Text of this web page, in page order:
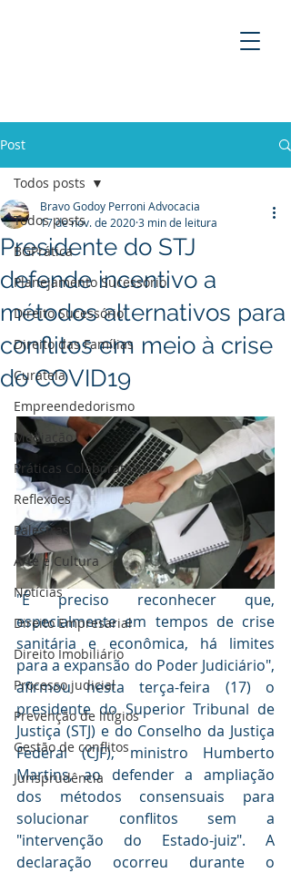
Post
Todos posts
BGPrática
Planejamento Sucessório
Direito Sucessório
Direito das Famílias
Curatela
Empreendedorismo
Mediaçāo
Práticas Colaborativas
Reflexões
Palestras
Arte e Cultura
Notícias
Direito Empresarial
Direito Imobiliário
Processo judicial
Prevenção de litígios
Gestāo de conflitos
Jurisprudência
Todos posts
Presidente do STJ
defende incentivo a
métodos alternativos para
conflitos em meio à crise
do COVID19
Bravo Godoy Perroni Advocacia
17 de nov. de 20203 min de leitura
"É preciso reconhecer que,
especialmente em tempos de crise
sanitária e econômica, há limites
para a expansão do Poder Judiciário",
afirmou nesta terça-feira (17) o
presidente do Superior Tribunal de
Justiça (STJ) e do Conselho da Justiça
Federal (CJF), ministro Humberto
Martins, ao defender a ampliação
dos métodos consensuais para
solucionar conflitos sem a
"intervenção do Estado-juiz". A
declaração ocorreu durante o